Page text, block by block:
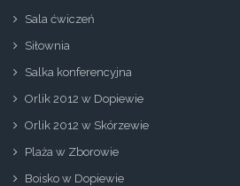
Sala ćwiczeń
Siłownia
Salka konferencyjna
Orlik 2012 w Dopiewie
Orlik 2012 w Skórzewie
Plaża w Zborowie
Boisko w Dopiewie